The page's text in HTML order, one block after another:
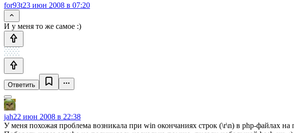
for93t23 июн 2008 в 07:20
И у меня то же самое :)
Ответить
jah22 июн 2008 в 22:38
У меня похожая проблема возникала при win окончаниях строк (\r\n) в php-файлах на